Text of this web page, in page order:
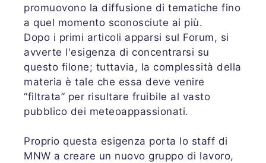
promuovono la diffusione di tematiche fino
a quel momento sconosciute ai più.
Dopo i primi articoli apparsi sul Forum, si
avverte l'esigenza di concentrarsi su
questo filone; tuttavia, la complessità della
materia è tale che essa deve venire
“filtrata” per risultare fruibile al vasto
pubblico dei meteoappassionati.
Proprio questa esigenza porta lo staff di
MNW a creare un nuovo gruppo di lavoro,